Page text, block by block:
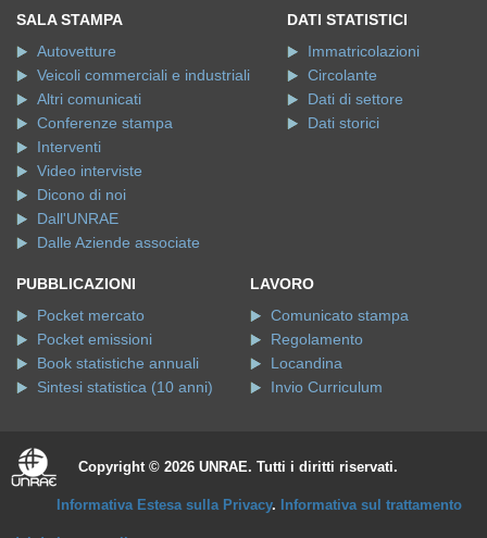
SALA STAMPA
Autovetture
Veicoli commerciali e industriali
Altri comunicati
Conferenze stampa
Interventi
Video interviste
Dicono di noi
Dall'UNRAE
Dalle Aziende associate
DATI STATISTICI
Immatricolazioni
Circolante
Dati di settore
Dati storici
PUBBLICAZIONI
Pocket mercato
Pocket emissioni
Book statistiche annuali
Sintesi statistica (10 anni)
LAVORO
Comunicato stampa
Regolamento
Locandina
Invio Curriculum
Copyright © 2026 UNRAE. Tutti i diritti riservati.
Informativa Estesa sulla Privacy. Informativa sul trattamento